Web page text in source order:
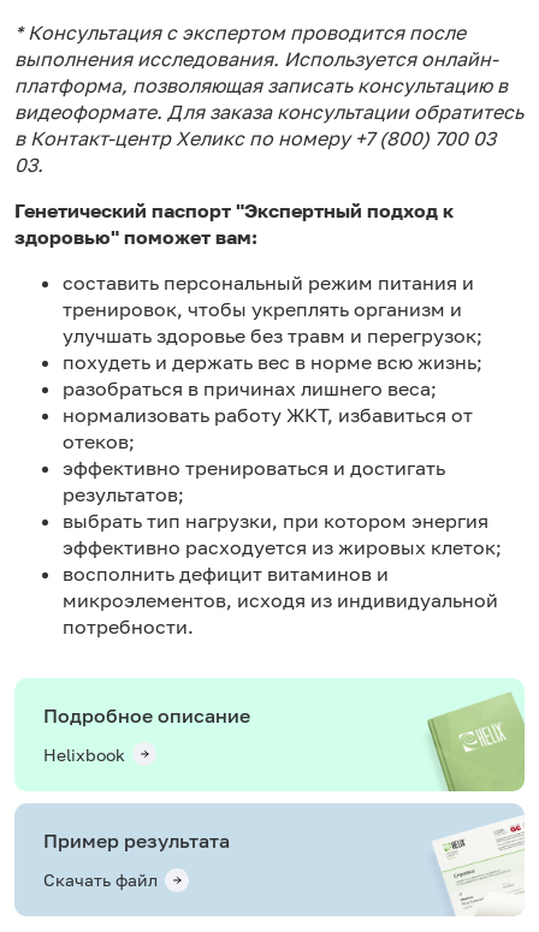
* Консультация с экспертом проводится после
выполнения исследования. Используется онлайн-
платформа, позволяющая записать консультацию в
видеоформате. Для заказа консультации обратитесь
в Контакт-центр Хеликс по номеру +7 (800) 700 03
03.
Генетический паспорт "Экспертный подход к
здоровью" поможет вам:
составить персональный режим питания и
тренировок, чтобы укреплять организм и
улучшать здоровье без травм и перегрузок;
похудеть и держать вес в норме всю жизнь;
разобраться в причинах лишнего веса;
нормализовать работу ЖКТ, избавиться от
отеков;
эффективно тренироваться и достигать
результатов;
выбрать тип нагрузки, при котором энергия
эффективно расходуется из жировых клеток;
восполнить дефицит витаминов и
микроэлементов, исходя из индивидуальной
потребности.
Подробное описание
Helixbook
Пример результата
Скачать файл